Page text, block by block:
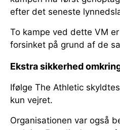
efter det seneste
To kampe ved dette VM
forsinket på grund af de
Ekstra sikkerhed
Ifølge The Athletic skyldtes
kun vejret.
Organisationen var også